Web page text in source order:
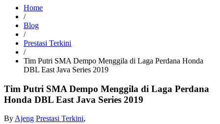
Home
/
Blog
/
Prestasi Terkini
/
Tim Putri SMA Dempo Menggila di Laga Perdana Honda
DBL East Java Series 2019
Tim Putri SMA Dempo Menggila di Laga Perdana
Honda DBL East Java Series 2019
By Ajeng Prestasi Terkini,